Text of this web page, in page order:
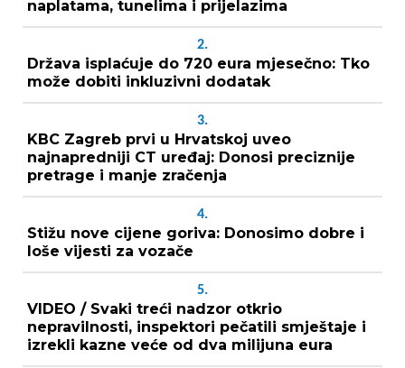
naplatama, tunelima i prijelazima
2.
Država isplaćuje do 720 eura mjesečno: Tko
može dobiti inkluzivni dodatak
3.
KBC Zagreb prvi u Hrvatskoj uveo
najnapredniji CT uređaj: Donosi preciznije
pretrage i manje zračenja
4.
Stižu nove cijene goriva: Donosimo dobre i
loše vijesti za vozače
5.
VIDEO / Svaki treći nadzor otkrio
nepravilnosti, inspektori pečatili smještaje i
izrekli kazne veće od dva milijuna eura